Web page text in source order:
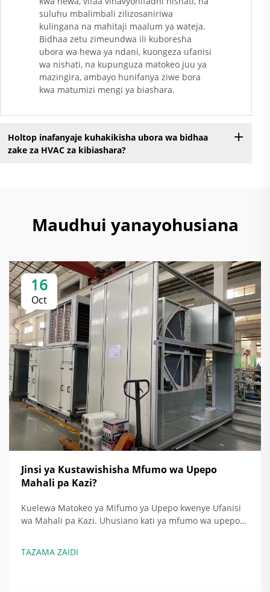
suluhu mbalimbali zilizosaniriwa
kulingana na mahitaji maalum ya wateja.
Bidhaa zetu zimeundwa ili kuboresha
ubora wa hewa ya ndani, kuongeza ufanisi
wa nishati, na kupunguza matokeo juu ya
mazingira, ambayo hunifanya ziwe bora
kwa matumizi mengi ya biashara.
Holtop inafanyaje kuhakikisha ubora wa bidhaa
zake za HVAC za kibiashara?
Maudhui yanayohusiana
16
Oct
Jinsi ya Kustawishisha Mfumo wa Upepo
Mahali pa Kazi?
Kuelewa Matokeo ya Mifumo ya Upepo kwenye Ufanisi
wa Mahali pa Kazi. Uhusiano kati ya mfumo wa upepo
kiasi cha hewa kinachobadilishana...
TAZAMA ZAIDI